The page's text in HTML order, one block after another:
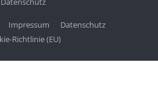
Impressum
Datenschutz
Richtlinie (EU)